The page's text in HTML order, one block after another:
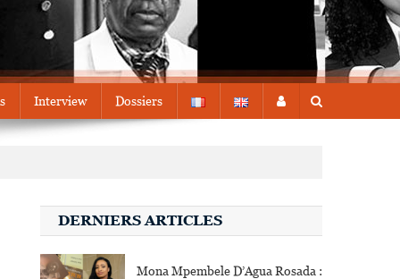
Interview Dossiers
DERNIERS ARTICLES
Mona Mpembele D’Agua Rosada :